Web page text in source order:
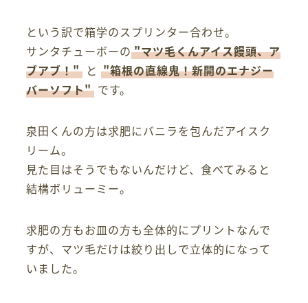
という訳で箱学のスプリンター合わせ。
サンタチューボーの"マツ毛くんアイス饅頭、ア
ブアブ！"と "箱根の直線鬼！新開のエナジー
バーソフト"です。
泉田くんの方は求肥にバニラを包んだアイスク
リーム。
見た目はそうでもないんだけど、食べてみると
結構ボリューミー。
求肥の方もお皿の方も全体的にプリントなんで
すが、マツ毛だけは絞り出しで立体的になって
いました。